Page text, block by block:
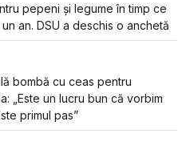
pepeni și legume în timp ce
an. DSU a deschis o anchetă
bombă cu ceas pentru
„Este un lucru bun că vorbim
primul pas”